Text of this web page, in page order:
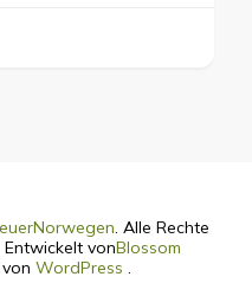
. Alle Rechte
Entwickelt vonBlossom
WordPress .